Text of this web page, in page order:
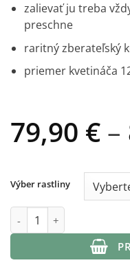
zalievať ju treba
preschne
raritný zberateľský
priemer kvetináča
79,90 € –
Výber rastliny
množstvo